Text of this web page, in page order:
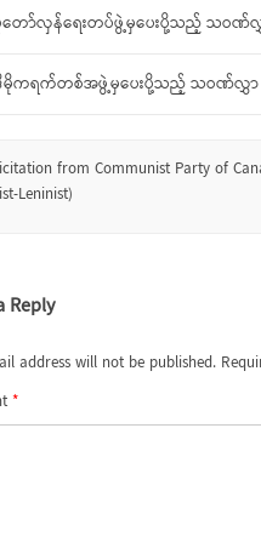
တော်လှန်ရေးတပ်ဖွဲ့မှပေးပို့သည့် သဝဏ်
မိုကရက်တစ်အဖွဲ့မှပေးပို့သည့် သဝဏ်လွှာ
from Communist Party of
Leninist)
Reply
address will not be published.
*